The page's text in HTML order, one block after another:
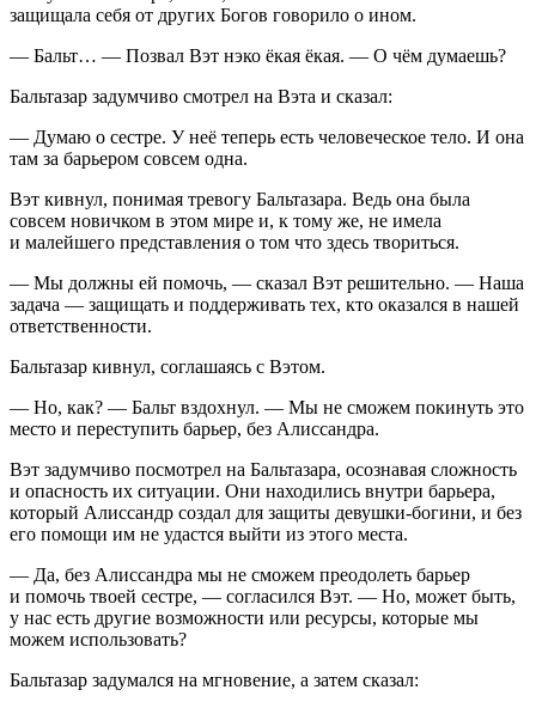
защищала себя от других Богов говорило о ином.
— Бальт… — Позвал Вэт нэко ёкая ёкая. — О чём думаешь?
Бальтазар задумчиво смотрел на Вэта и сказал:
— Думаю о сестре. У неё теперь есть человеческое тело. И она
там за барьером совсем одна.
Вэт кивнул, понимая тревогу Бальтазара. Ведь она была
совсем новичком в этом мире и, к тому же, не имела
и малейшего представления о том что здесь твориться.
— Мы должны ей помочь, — сказал Вэт решительно. — Наша
задача — защищать и поддерживать тех, кто оказался в нашей
ответственности.
Бальтазар кивнул, соглашаясь с Вэтом.
— Но, как? — Бальт вздохнул. — Мы не сможем покинуть это
место и переступить барьер, без Алиссандра.
Вэт задумчиво посмотрел на Бальтазара, осознавая сложность
и опасность их ситуации. Они находились внутри барьера,
который Алиссандр создал для защиты девушки-богини, и без
его помощи им не удастся выйти из этого места.
— Да, без Алиссандра мы не сможем преодолеть барьер
и помочь твоей сестре, — согласился Вэт. — Но, может быть,
у нас есть другие возможности или ресурсы, которые мы
можем использовать?
Бальтазар задумался на мгновение, а затем сказал: